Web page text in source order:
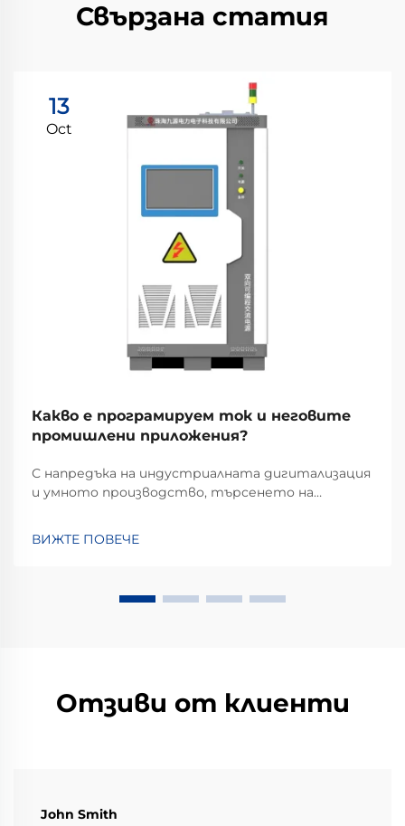
Свързана статия
13
Oct
Какво е програмируем ток и неговите
промишлени приложения?
С напредъка на индустриалната дигитализация
и умното производство, търсенето на
Тук идва на помощ програмируемото
ВИЖТЕ ПОВЕЧЕ
Отзиви от клиенти
John Smith